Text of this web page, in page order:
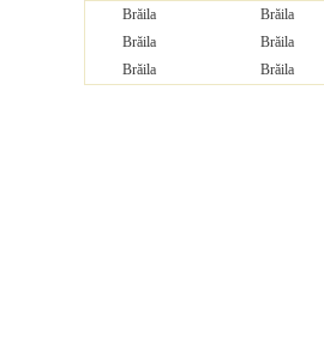
Brăila
Brăila
Brăila
Brăila
Brăila
Brăila